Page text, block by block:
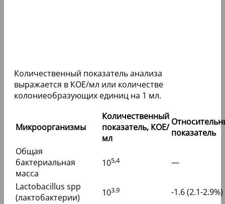
Количественный показатель анализа
выражается в КОЕ/мл или количестве
колониеобразующих единиц на 1 мл.
Микроорганизмы
Количественный
показатель, КОЕ/
мл
показатель
Общая
бактериальная
масса
105,4 —
Lactobacillus spp
(лактобактерии)
103.9
-1.6 (2.1-2.9%)